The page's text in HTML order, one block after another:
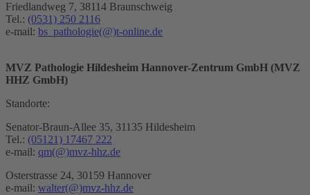
Friedlandweg 7, 38114 Braunschweig
Tel.: (0531) 250 2116
e-mail: bs_pathologie(@)t-online.de
MVZ Pathologie Hildesheim Hannover-Zentrum GmbH (MVZ
HHZ GmbH)
Standorte:
Senator-Braun-Allee 35, 31135 Hildesheim
Tel.: (05121) 17467 222
e-mail: qm(@)mvz-hhz.de
Osterstrasse 24, 30159 Hannover
e-mail: walter(@)mvz-hhz.de